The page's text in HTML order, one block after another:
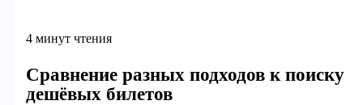
4 минут чтения
Сравнение разных подходов к поиску
дешёвых билетов